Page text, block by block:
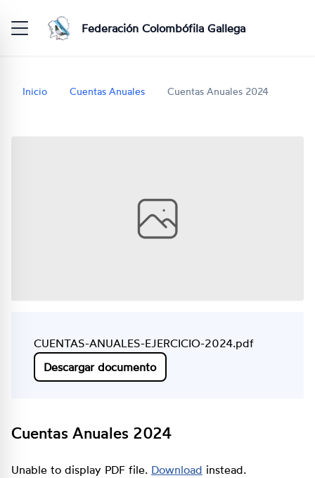
Federación Colombófila Gallega
Inicio Cuentas Anuales Cuentas Anuales 2024
CUENTAS-ANUALES-EJERCICIO-2024.pdf
Descargar documento
Cuentas Anuales 2024
Unable to display PDF file. Download instead.